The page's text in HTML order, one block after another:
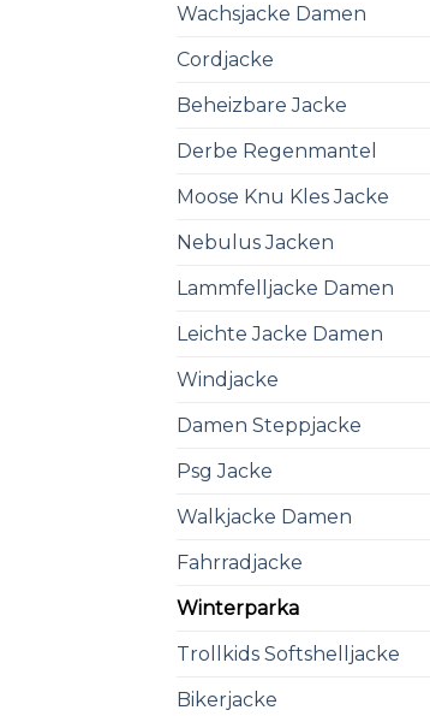
Wachsjacke Damen
Cordjacke
Beheizbare Jacke
Derbe Regenmantel
Moose Knu Kles Jacke
Nebulus Jacken
Lammfelljacke Damen
Leichte Jacke Damen
Windjacke
Damen Steppjacke
Psg Jacke
Walkjacke Damen
Fahrradjacke
Winterparka
Trollkids Softshelljacke
Bikerjacke